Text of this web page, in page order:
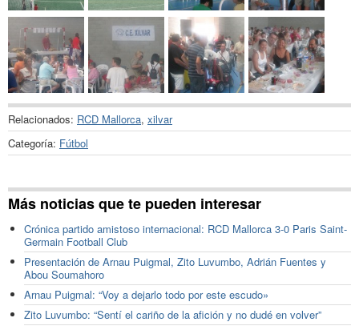
Relacionados: RCD Mallorca, xilvar
Categoría: Fútbol
Más noticias que te pueden interesar
Crónica partido amistoso internacional: RCD Mallorca 3-0 Paris Saint-
Germain Football Club
Presentación de Arnau Puigmal, Zito Luvumbo, Adrián Fuentes y
Abou Soumahoro
Arnau Puigmal: “Voy a dejarlo todo por este escudo»
Zito Luvumbo: “Sentí el cariño de la afición y no dudé en volver”